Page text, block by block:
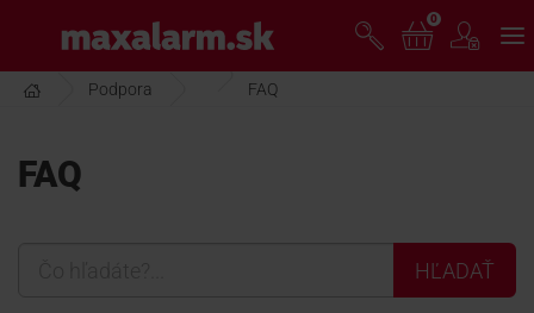
hlavnému
obsahu
www.maxalarm.sk
AKCIA MESIACA
0
Podpora FAQ
FAQ